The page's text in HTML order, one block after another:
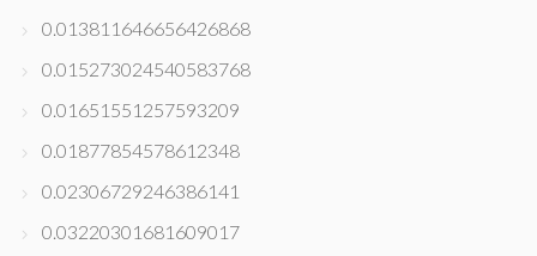
0.013811646656426868
0.015273024540583768
0.01651551257593209
0.01877854578612348
0.02306729246386141
0.03220301681609017